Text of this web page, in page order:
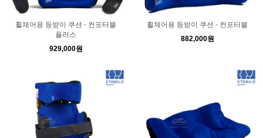
휠체어용 등받이 쿠션 - 컨포터블
플러스
929,000원
휠체어용 등받이 쿠션 - 컨포터블
882,000원